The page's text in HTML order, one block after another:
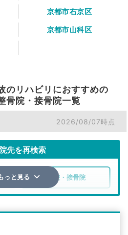
京都市右京区
京都市山科区
のリハビリにおすすめの
骨院・接骨院一覧
2026/08/07時点
先を再検索
整骨院・接骨院
っと見る